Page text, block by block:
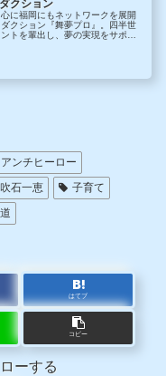
クション
に福岡にもネットワークを展開
クション『舞夢プロ』。四半世
トを輩出し、夢の実現をサポー
アンチヒーロー
吹石一恵
子育て
はてブ
コピー
ーする